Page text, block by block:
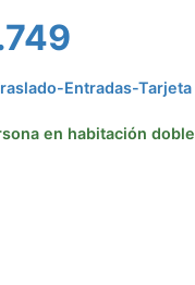
Entradas-Tarjeta
en habitación doble